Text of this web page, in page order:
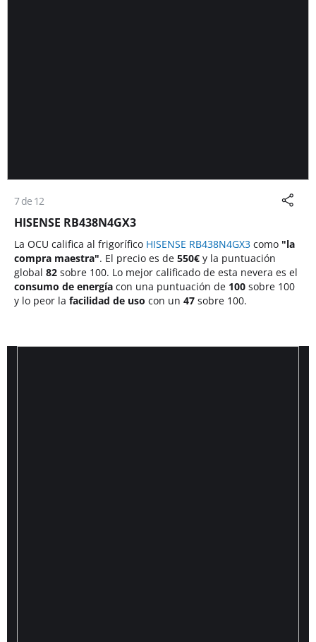
7 de 12
HISENSE RB438N4GX3
La OCU califica al frigorífico HISENSE RB438N4GX3 como "la
compra maestra". El precio es de 550€ y la puntuación
global 82 sobre 100. Lo mejor calificado de esta nevera es el
consumo de energía con una puntuación de 100 sobre 100
y lo peor la facilidad de uso con un 47 sobre 100.